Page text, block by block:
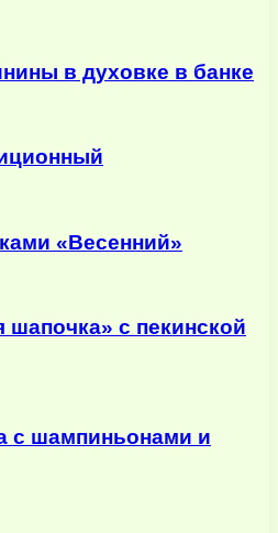
в духовке в банке
«Весенний»
шапочка» с пекинской
с шампиньонами и